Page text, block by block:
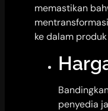
memastikan
ke dalam
penyedia